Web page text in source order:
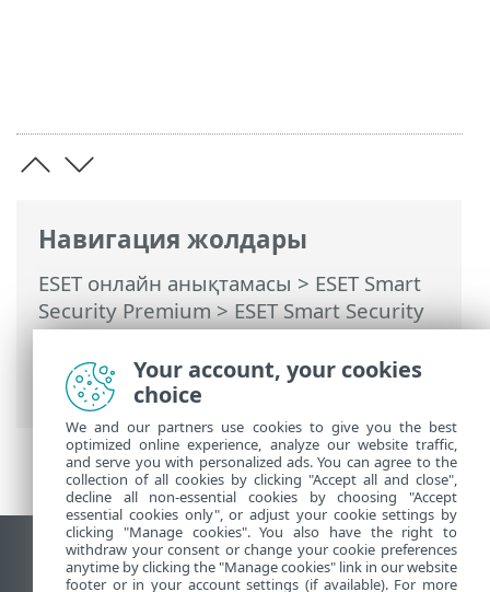
Навигация жолдары
ESET онлайн анықтамасы > ESET Smart
Security Premium>ESET Smart Security
Premium Бағдарламасымен жұмыс істеу
Реттеу >Құрылғыны қорғау >
Инфильтрация анықталды
Жұмыс үстеліндегі сайтты қарау
Your account, your cookies
choice
We and our partners use cookies to give you the best
optimized online experience, analyze our website traffic,
and serve you with personalized ads. You can agree to the
collection of all cookies by clicking "Accept all and close",
decline all non-essential cookies by choosing "Accept
essential cookies only", or adjust your cookie settings by
clicking "Manage cookies". You also have the right to
withdraw your consent or change your cookie preferences
anytime by clicking the "Manage cookies" link in our website
footer or in your account settings (if available). For more